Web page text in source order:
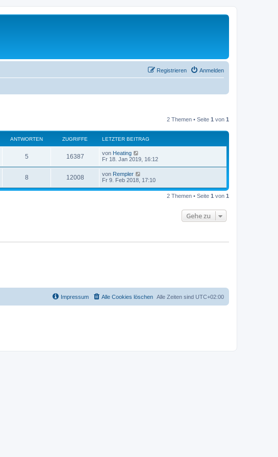
Anmelden
Registrieren
2 Themen • Seite 1 von 1
ANTWORTEN ZUGRIFFE LETZTER BEITRAG
5 16387 von Heating
Fr 18. Jan 2019, 16:12
8 12008 von Rempler
Fr 9. Feb 2018, 17:10
2 Themen • Seite 1 von 1
Gehe zu
Alle Zeiten sind UTC+02:00
Alle Cookies löschen
Impressum